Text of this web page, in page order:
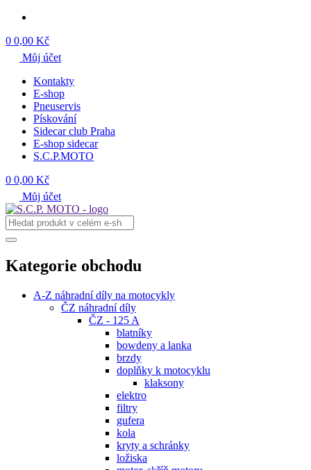
0 0,00 Kč
Můj účet
Kontakty
E-shop
Pneuservis
Pískování
Sidecar club Praha
E-shop sidecar
S.C.P.MOTO
0 0,00 Kč
Můj účet
Kategorie obchodu
A-Z náhradní díly na motocykly
ČZ náhradní díly
ČZ - 125 A
blatníky
bowdeny a lanka
brzdy
doplňky k motocyklu
klaksony
elektro
filtry
gufera
kola
kryty a schránky
ložiska